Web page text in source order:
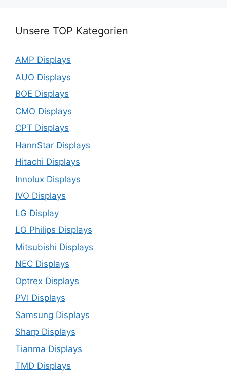
Unsere TOP Kategorien
AMP Displays
AUO Displays
BOE Displays
CMO Displays
CPT Displays
HannStar Displays
Hitachi Displays
Innolux Displays
IVO Displays
LG Display
LG Philips Displays
Mitsubishi Displays
NEC Displays
Optrex Displays
PVI Displays
Samsung Displays
Sharp Displays
Tianma Displays
TMD Displays